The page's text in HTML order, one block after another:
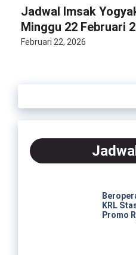
Jadwal Imsak
Minggu 22 Februari
Februari 22, 2026
KRL
Promo